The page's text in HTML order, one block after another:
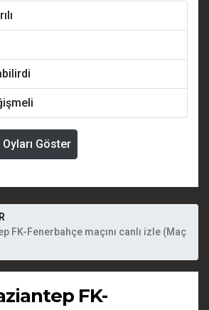
Oyları Göster
FK-Fenerbahçe maçını canlı izle (Maç
FK-